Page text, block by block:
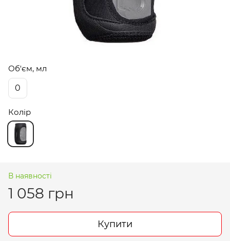
Об'єм, мл
0
Колір
В наявності
1 058 грн
Купити